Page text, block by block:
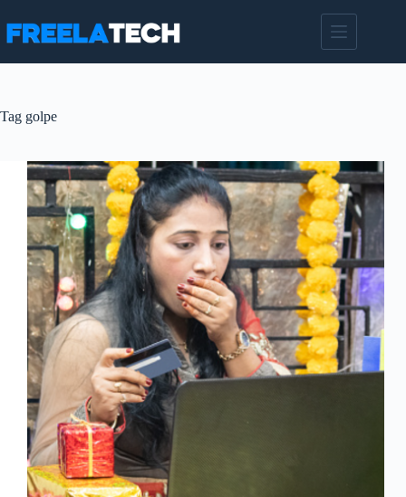
para
Tag golpe